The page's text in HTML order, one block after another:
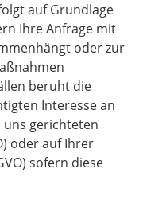
auf Grundlage
Ihre Anfrage mit
oder zur
beruht die
Interesse an
gerichteten
oder auf Ihrer
sofern diese